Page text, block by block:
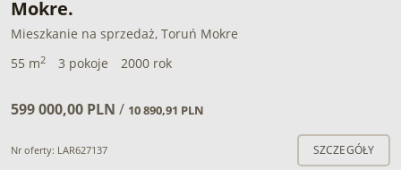
Mokre.
Mieszkanie na sprzedaż, Toruń Mokre
55 m2 3 pokoje 2000 rok
599 000,00 PLN / 10 890,91 PLN
Nr oferty: LAR627137 SZCZEGÓŁY